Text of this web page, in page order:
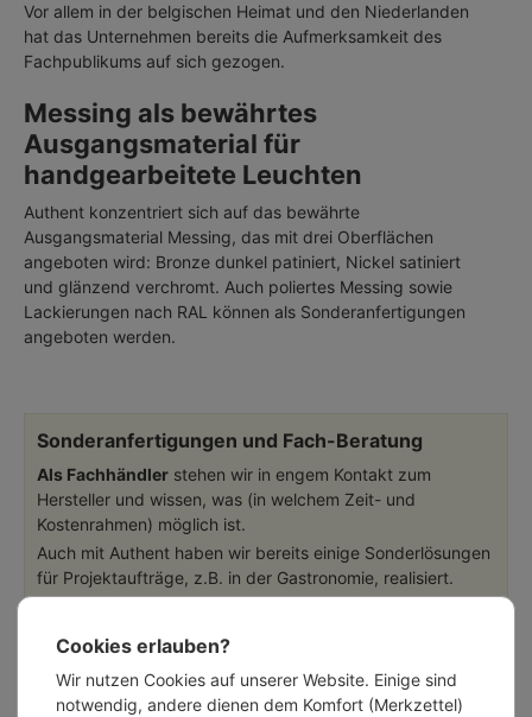
Sonderanfertigungen und Fach-Beratung
Als Fachhändler stehen wir in engem Kontakt zum
Hersteller und wissen, was (in welchem Zeit- und
Kostenrahmen) möglich ist.
Auch mit Authent haben wir bereits einige Sonderlösungen
für Projektaufträge, z.B. in der Gastronomie, realisiert.
Sprechen Sie mit uns!
Vor allem in der belgischen Heimat und den Niederlanden
hat das Unternehmen bereits die Aufmerksamkeit des
Fachpublikums auf sich gezogen.
Messing als bewährtes
Ausgangsmaterial für
handgearbeitete Leuchten
Authent konzentriert sich auf das bewährte
Ausgangsmaterial Messing, das mit drei Oberflächen
angeboten wird: Bronze dunkel patiniert, Nickel satiniert
und glänzend verchromt. Auch poliertes Messing sowie
Lackierungen nach RAL können als Sonderanfertigungen
angeboten werden.
Cookies erlauben?
Wir nutzen Cookies auf unserer Website. Einige sind
notwendig, andere dienen dem Komfort (Merkzettel)